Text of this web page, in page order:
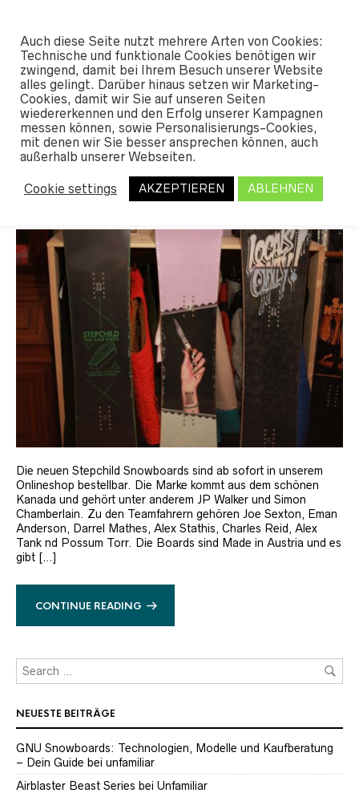
TAG ARCHIVES:STEPCHILD LATCHKEY
Stepchild Snowboards 2016
Die neuen Stepchild Snowboards sind ab sofort in unserem
Onlineshop bestellbar. Die Marke kommt aus dem schönen
Kanada und gehört unter anderem JP Walker und Simon
Chamberlain. Zu den Teamfahrern gehören Joe Sexton, Eman
Anderson, Darrel Mathes, Alex Stathis, Charles Reid, Alex
Tank nd Possum Torr. Die Boards sind Made in Austria und es
gibt […]
CONTINUE READING
NEUESTE BEITRÄGE
GNU Snowboards: Technologien, Modelle und Kaufberatung
– Dein Guide bei unfamiliar
Airblaster Beast Series bei Unfamiliar
Auch diese Seite nutzt mehrere Arten von Cookies:
Technische und funktionale Cookies benötigen wir
zwingend, damit bei Ihrem Besuch unserer Website
alles gelingt. Darüber hinaus setzen wir Marketing-
Cookies, damit wir Sie auf unseren Seiten
wiedererkennen und den Erfolg unserer Kampagnen
messen können, sowie Personalisierungs-Cookies,
mit denen wir Sie besser ansprechen können, auch
außerhalb unserer Webseiten.
Cookie settings AKZEPTIEREN ABLEHNEN